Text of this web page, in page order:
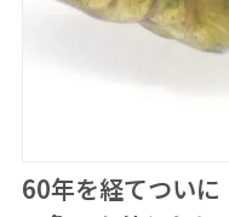
60年を経てつい